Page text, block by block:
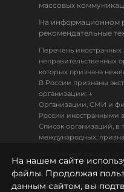
массовых
На информационном
рекомендательные
Перечень
неправительственных
которых признана
В России признаны
организации: ↓
Организации, СМИ и
России иностранными
Список организаций, в
международных,
18+
Политика
На нашем сайте
файлы. Продолжая
данным сайтом, вы